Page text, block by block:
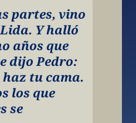
partes, vino
Y halló
años que
dijo Pedro:
haz tu cama.
los que
se